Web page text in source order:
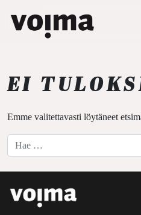
Päävalikko
EI
Emme valitettavasti löytäneet
Hae: